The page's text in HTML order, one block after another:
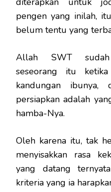
pengen yang inilah,
belum tentu yang
Allah SWT
seseorang itu
kandungan
persiapkan adalah
hamba-Nya.
Oleh karena itu, tak
menyisakkan rasa
yang datang
kriteria yang ia